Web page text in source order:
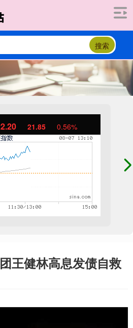
搜索
21.85 0.56%
王健林高息发债自救